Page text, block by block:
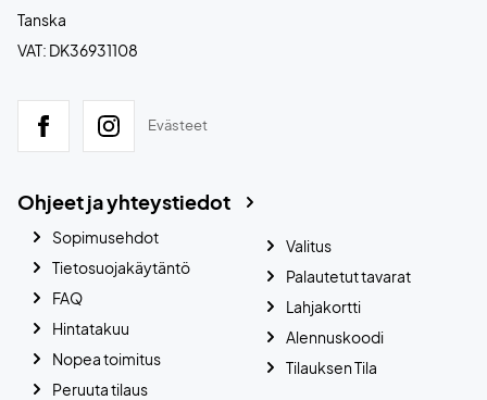
Tanska
VAT: DK36931108
Evästeet
Ohjeet ja yhteystiedot
Sopimusehdot
Tietosuojakäytäntö
FAQ
Hintatakuu
Nopea toimitus
Peruuta tilaus
Valitus
Palautetut tavarat
Lahjakortti
Alennuskoodi
Tilauksen Tila